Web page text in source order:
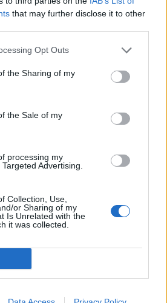
that may further disclose it to other
Opt Outs
the Sharing of my
the Sale of my
processing my
Advertising.
Collection, Use,
or Sharing of my
Is Unrelated with the
it was collected.
Ukrainos pareigūnas:
Netoli Omano krantų